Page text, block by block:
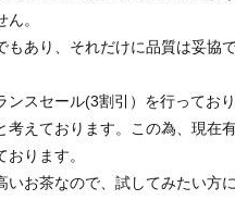
。
あり、それだけに品質は妥協
スセール(3割引）を行ってお
えております。この為、現在
ります。
お茶なので、試してみたい方